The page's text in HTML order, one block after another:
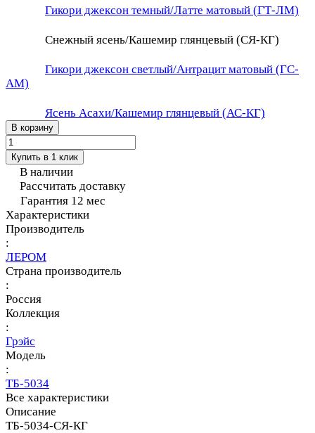
Гикори джексон темный/Латте матовый (ГТ-ЛМ)
Снежный ясень/Кашемир глянцевый (СЯ-КГ)
Гикори джексон светлый/Антрацит матовый (ГС-
АМ)
Ясень Асахи/Кашемир глянцевый (АС-КГ)
В корзину
Купить в 1 клик
В наличии
Рассчитать доставку
Гарантия 12 мес
Характеристики
Производитель
:
ЛЕРОМ
Страна производитель
:
Россия
Коллекция
:
Грэйс
Модель
:
ТБ-5034
Все характеристики
Описание
ТБ-5034-СЯ-КГ